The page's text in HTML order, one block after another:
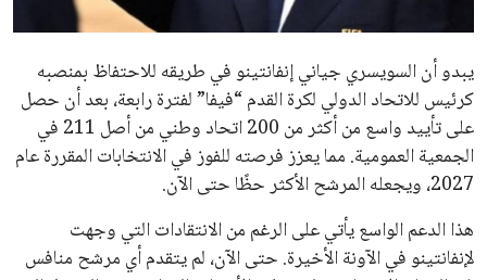
مستثمر هندي بريطاني يسعى لامتلاك حصة
عمر إبراهيم 22 يوليو 2026
تحقق من قهوتك المغشوشة 7 علامات تدل
على جودتها قبل أول رشفة
خالد فؤاد 18 يوليو 2026